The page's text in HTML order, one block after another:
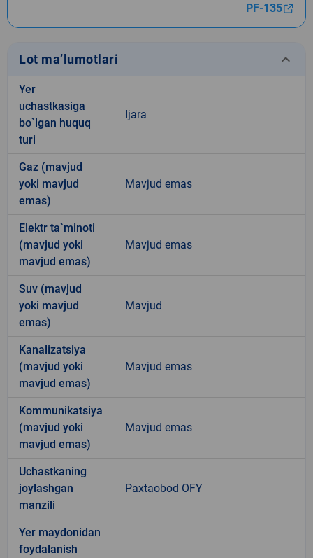
PF-135
Lot ma’lumotlari keyboard_arrow_down
Yer
uchastkasiga
bo`lgan huquq
turi
Ijara
Gaz (mavjud
yoki mavjud
emas)
Mavjud emas
Elektr ta`minoti
(mavjud yoki
mavjud emas)
Mavjud emas
Suv (mavjud
yoki mavjud
emas)
Mavjud
Kanalizatsiya
(mavjud yoki
mavjud emas)
Mavjud emas
Kommunikatsiya
(mavjud yoki
mavjud emas)
Mavjud emas
Uchastkaning
joylashgan
manzili
Paxtaobod OFY
Yer maydonidan
foydalanish